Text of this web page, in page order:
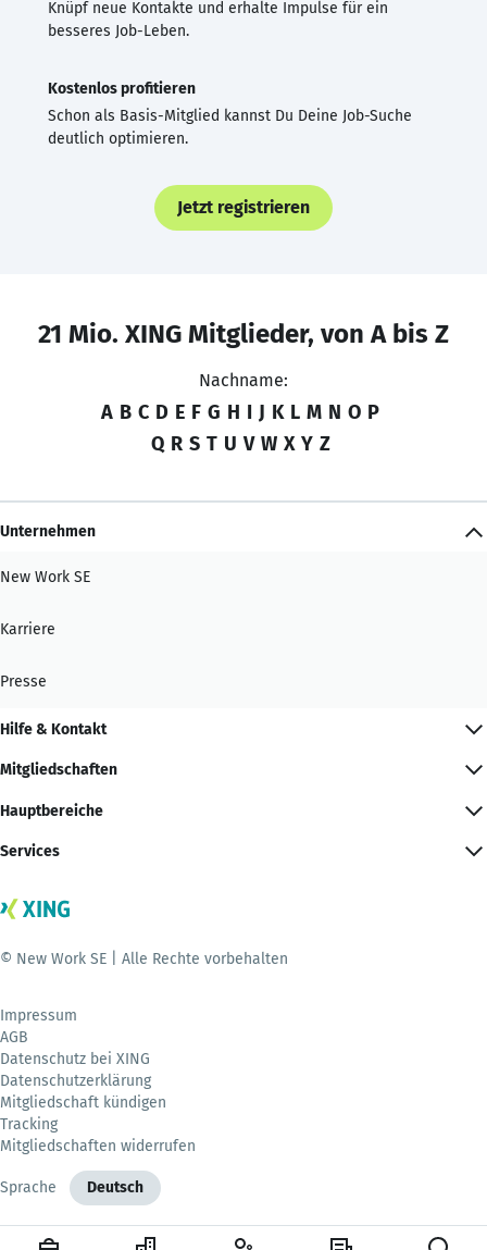
Knüpf neue Kontakte und erhalte Impulse für ein
besseres Job-Leben.
Kostenlos profitieren
Schon als Basis-Mitglied kannst Du Deine Job-Suche
deutlich optimieren.
Jetzt registrieren
21 Mio. XING Mitglieder, von A bis Z
Nachname:
A B C D E F G H I J K L M N O P
Q R S T U V W X Y Z
Unternehmen
New Work SE
Karriere
Presse
Hilfe & Kontakt
Mitgliedschaften
Hauptbereiche
Services
© New Work SE | Alle Rechte vorbehalten
Impressum
AGB
Datenschutz bei XING
Datenschutzerklärung
Mitgliedschaft kündigen
Tracking
Mitgliedschaften widerrufen
Sprache Deutsch